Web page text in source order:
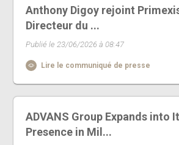
Anthony Digoy rejoint
Directeur du ...
Publié le 23/06/2026 à 08:47
Lire le communiqué de presse
ADVANS Group Expands into
Presence in Mil...